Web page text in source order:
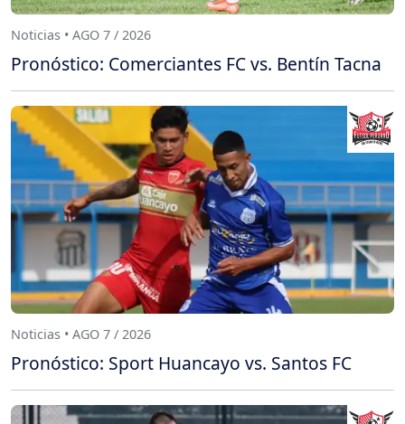
Noticias • AGO 7 / 2026
Pronóstico: Comerciantes FC vs. Bentín Tacna
Noticias • AGO 7 / 2026
Pronóstico: Sport Huancayo vs. Santos FC